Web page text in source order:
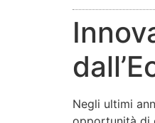
Negli ultimi